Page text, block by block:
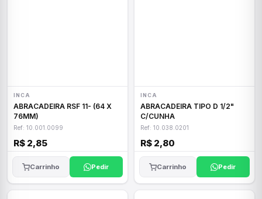
INCA
ABRACADEIRA RSF 11- (64 X
76MM)
Ref: 10.001.0099
R$ 2,85
Carrinho Pedir
INCA
ABRACADEIRA TIPO D 1/2"
C/CUNHA
Ref: 10.038.0201
R$ 2,80
Carrinho Pedir